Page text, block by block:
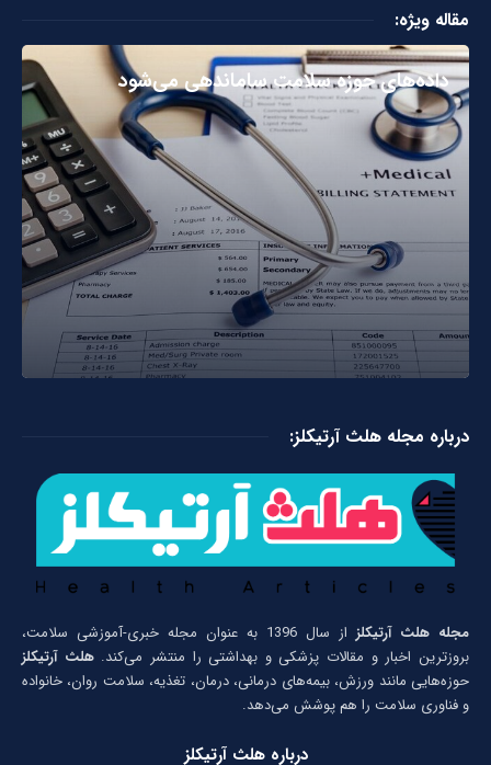
مقاله ویژه:
داده‌های حوزه سلامت ساماندهی می‌شود
درباره مجله هلث آرتیکلز:
مجله هلث آرتیکلز
از سال 1396 به عنوان مجله خبری-آموزشی سلامت،
بروزترین اخبار و مقالات پزشکی و بهداشتی را منتشر می‌کند.هلث آرتیکلز
حوزه‌هایی مانند ورزش، بیمه‌های درمانی، درمان، تغذیه، سلامت روان، خانواده
و فناوری سلامت را هم پوشش می‌دهد.
درباره هلث آرتیکلز